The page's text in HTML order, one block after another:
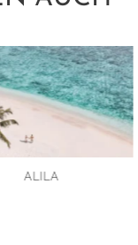
ALILA